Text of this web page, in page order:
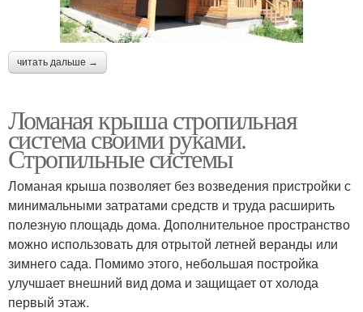
читать дальше →
Ломаная крыша стропильная
система своими руками.
Стропильные системы
Ломаная крыша позволяет без возведения пристройки с
минимальными затратами средств и труда расширить
полезную площадь дома. Дополнительное пространство
можно использовать для отрытой летней веранды или
зимнего сада. Помимо этого, небольшая постройка
улучшает внешний вид дома и защищает от холода
первый этаж.